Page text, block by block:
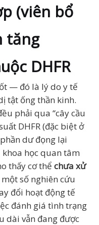
(viên bổ
tăng
DHFR
— đó là lý do y tế
tật ống thần kinh.
phải qua “cây cầu
DHFR (đặc biệt ở
dư đọng lại
khoa học quan tâm
thấy cơ thể chưa xử
số nghiên cứu
đổi hoạt động tế
đánh giá tình trạng
dài vẫn đang được